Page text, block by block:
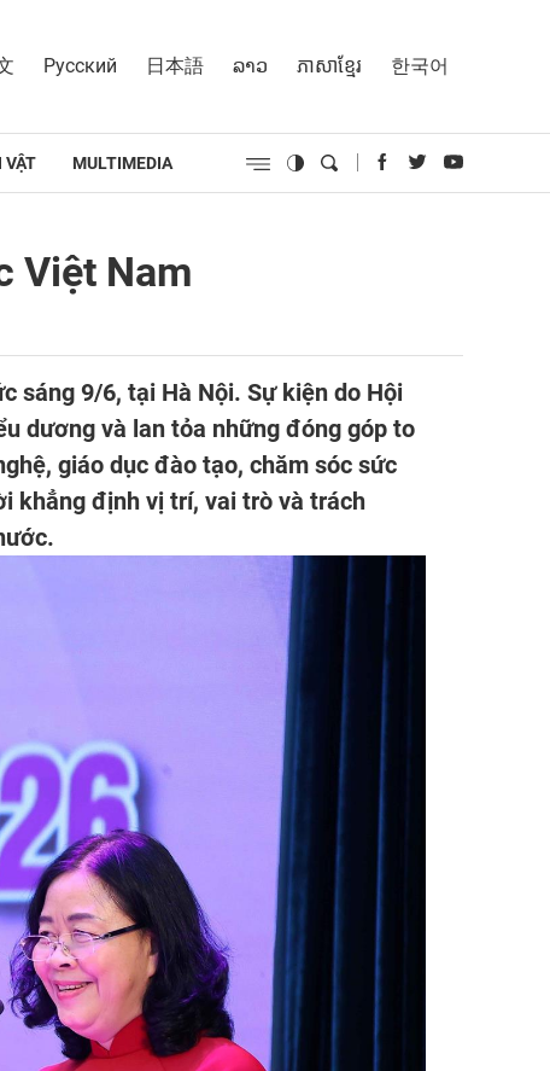
Русский 日本語 ລາວ ភាសាខ្មែរ 한국어
VẬT MULTIMEDIA
Việt Nam
sáng 9/6, tại Hà Nội. Sự kiện do Hội
dương và lan tỏa những đóng góp to
giáo dục đào tạo, chăm sóc sức
khẳng định vị trí, vai trò và trách